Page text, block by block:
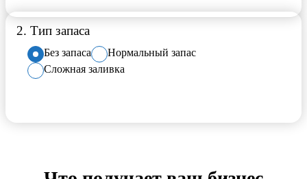
2. Тип запаса
Без запаса
Нормальный запас
Сложная заливка